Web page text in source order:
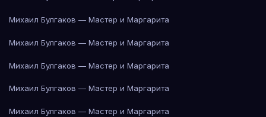
Михаил Булгаков — Мастер и Маргарита
Михаил Булгаков — Мастер и Маргарита
Михаил Булгаков — Мастер и Маргарита
Михаил Булгаков — Мастер и Маргарита
Михаил Булгаков — Мастер и Маргарита